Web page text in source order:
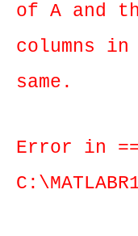
of A and
columns in
same.
Error in